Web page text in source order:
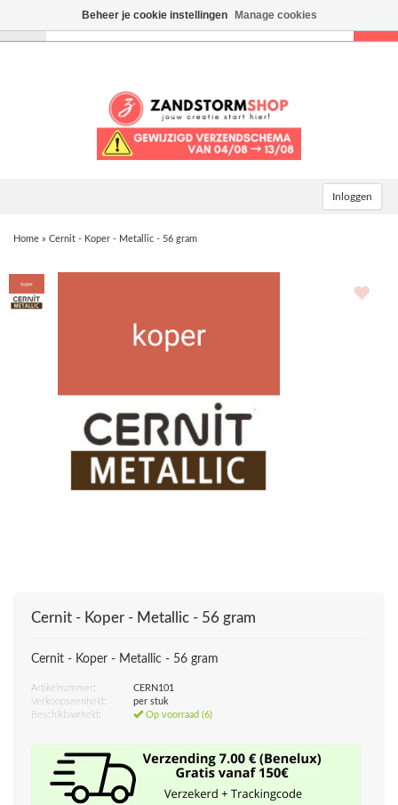
Inloggen
Home » Cernit - Koper - Metallic - 56 gram
Cernit - Koper - Metallic - 56 gram
Cernit - Koper - Metallic - 56 gram
Artikelnummer:
CERN101
Verkoopseenheid:
per stuk
Beschikbaarheid:
Op voorraad (6)
Beheer je cookie instellingen Manage cookies